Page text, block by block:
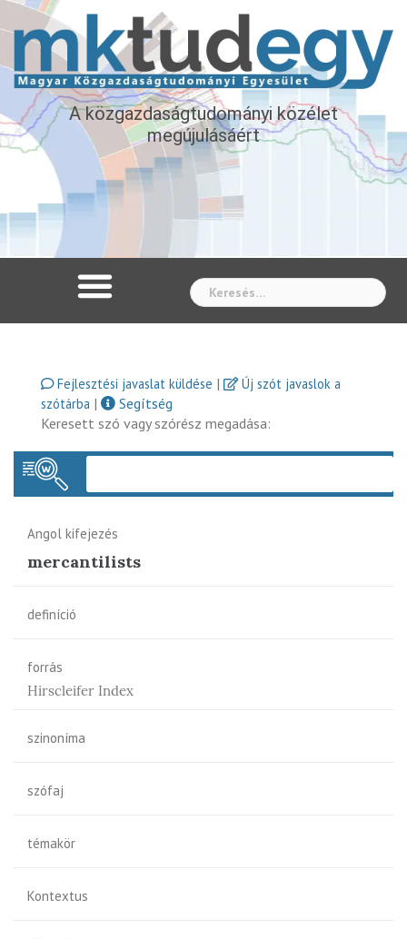
A közgazdaságtudományi közélet
megújulásáért
Fejlesztési javaslat küldése |
Új szót javaslok a
szótárba |
Segítség
Keresett szó vagy szórész megadása:
Angol kifejezés
mercantilists
definíció
forrás
Hirscleifer Index
szinoníma
szófaj
témakör
Kontextus